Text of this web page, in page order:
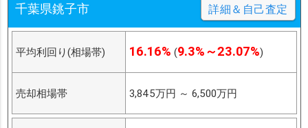
千葉県銚子市 詳細＆自己査定
平均利回り(相場帯) 16.16% (9.3%～23.07%)
売却相場帯 3,845万円 ～ 6,500万円